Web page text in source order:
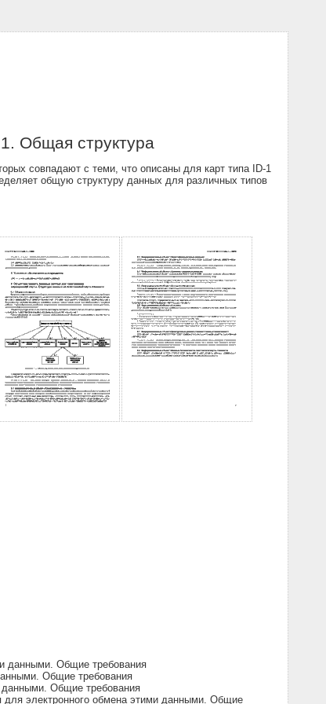
Общая структура
совпадают с теми, что описаны для карт типа ID-1
общую структуру данных для различных типов
данными. Общие требования
Общие требования
данными. Общие требования
для электронного обмена этими данными. Общие